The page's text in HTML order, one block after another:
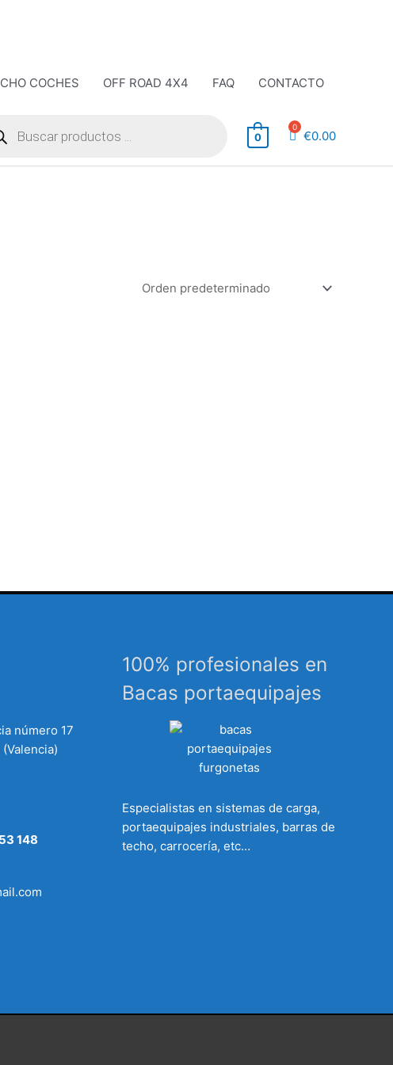
COCHES OFF ROAD 4X4 FAQ
CONTACTO
0 €0.00
número 17
148
100% profesionales en
Bacas portaequipajes
Especialistas en sistemas de carga,
portaequipajes industriales, barras de
techo, carrocería, etc…